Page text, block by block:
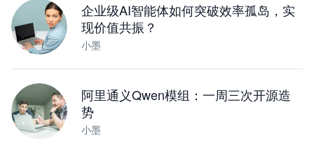
企业级AI智能体如何突破效率孤岛，实
现价值共振？
小墨
阿里通义Qwen模组：一周三次开源造
势
小墨